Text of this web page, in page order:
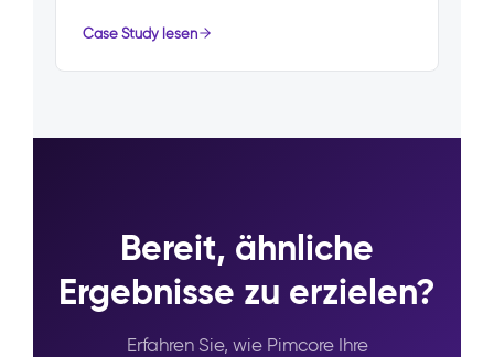
Case Study lesen
Bereit, ähnliche
Ergebnisse zu erzielen?
Erfahren Sie, wie Pimcore Ihre